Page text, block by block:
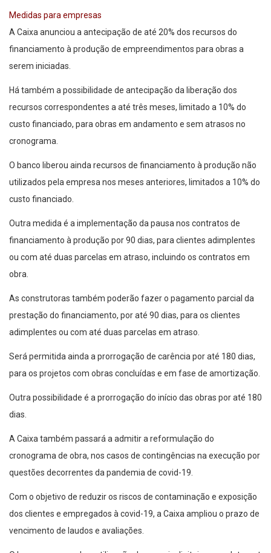
Medidas para empresas
A Caixa anunciou a antecipação de até 20% dos recursos do
financiamento à produção de empreendimentos para obras a
serem iniciadas.
Há também a possibilidade de antecipação da liberação dos
recursos correspondentes a até três meses, limitado a 10% do
custo financiado, para obras em andamento e sem atrasos no
cronograma.
O banco liberou ainda recursos de financiamento à produção não
utilizados pela empresa nos meses anteriores, limitados a 10% do
custo financiado.
Outra medida é a implementação da pausa nos contratos de
financiamento à produção por 90 dias, para clientes adimplentes
ou com até duas parcelas em atraso, incluindo os contratos em
obra.
As construtoras também poderão fazer o pagamento parcial da
prestação do financiamento, por até 90 dias, para os clientes
adimplentes ou com até duas parcelas em atraso.
Será permitida ainda a prorrogação de carência por até 180 dias,
para os projetos com obras concluídas e em fase de amortização.
Outra possibilidade é a prorrogação do início das obras por até 180
dias.
A Caixa também passará a admitir a reformulação do
cronograma de obra, nos casos de contingências na execução por
questões decorrentes da pandemia de covid-19.
Com o objetivo de reduzir os riscos de contaminação e exposição
dos clientes e empregados à covid-19, a Caixa ampliou o prazo de
vencimento de laudos e avaliações.